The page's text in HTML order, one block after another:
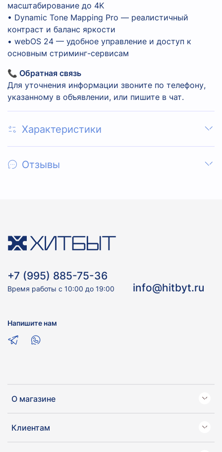
масштабирование до 4K
• Dynamic Tone Mapping Pro — реалистичный
контраст и баланс яркости
• webOS 24 — удобное управление и доступ к
основным стриминг-сервисам
📞 Обратная связь
Для уточнения информации звоните по телефону,
указанному в объявлении, или пишите в чат.
Характеристики
Отзывы
О магазине
Клиентам
+7 (995) 885-75-36
Время работы с 10:00 до 19:00 info@hitbyt.ru
Напишите нам